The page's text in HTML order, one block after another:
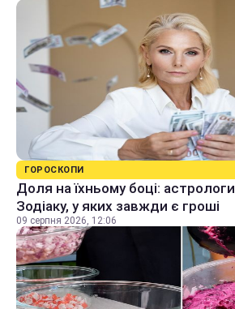
ГОРОСКОПИ
Доля на їхньому боці:
Зодіаку, у яких завжди є гроші
09 серпня 2026, 12:06